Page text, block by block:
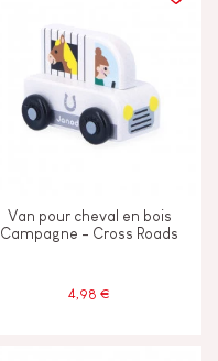
Van pour cheval en bois
Campagne - Cross Roads
4,98 €